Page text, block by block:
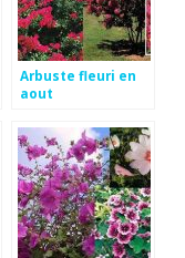
Arbuste fleuri en
aout